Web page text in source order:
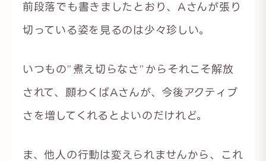
前段落でも書きましたとおり、Aさんが張り
切っている姿を見るのは少々珍しい。
いつもの”煮え切らなさ”からそれこそ解放
されて、願わくばAさんが、今後アクティブ
さを増してくれるとよいのだけれど。
ま、他人の行動は変えられませんから、これ